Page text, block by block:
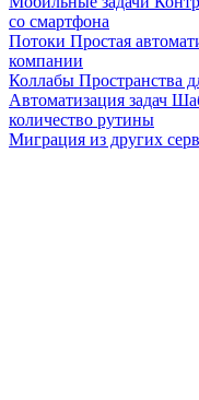
со смартфона
Потоки Простая
компании
Коллабы Пространства
Автоматизация задач
количество рутины
Миграция из других